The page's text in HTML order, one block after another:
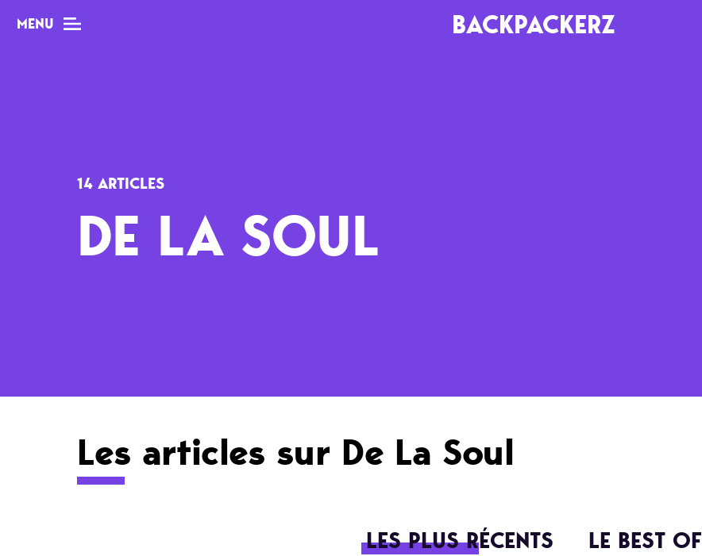
MENU BACKPACKERZ
Tops
Interviews
Chroniques
14 ARTICLES
DE LA SOUL
Les articles sur De La Soul
LES PLUS RÉCENTS LE BEST OF